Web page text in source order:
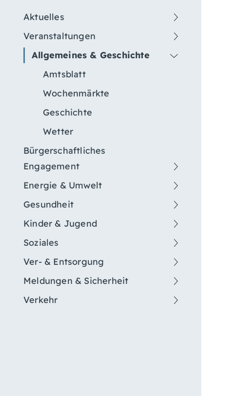
Aktuelles
Veranstaltungen
Allgemeines & Geschichte
Amtsblatt
Wochenmärkte
Geschichte
Wetter
Bürgerschaftliches
Engagement
Energie & Umwelt
Gesundheit
Kinder & Jugend
Soziales
Ver- & Entsorgung
Meldungen & Sicherheit
Verkehr